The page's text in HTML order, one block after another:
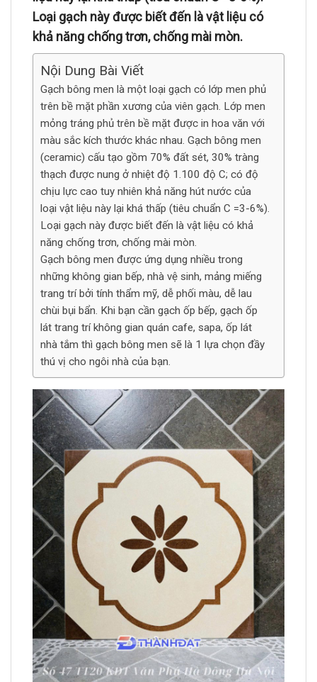
Loại gạch này được biết đến là vật liệu có
khả năng chống trơn, chống mài mòn.
Nội Dung Bài Viết
Gạch bông men là một loại gạch có lớp men phủ
trên bề mặt phần xương của viên gạch. Lớp men
mỏng tráng phủ trên bề mặt được in hoa văn với
màu sắc kích thước khác nhau. Gạch bông men
(ceramic) cấu tạo gồm 70% đất sét, 30% tràng
thạch được nung ở nhiệt độ 1.100 độ C; có độ
chịu lực cao tuy nhiên khả năng hút nước của
loại vật liệu này lại khá thấp (tiêu chuẩn C =3-6%).
Loại gạch này được biết đến là vật liệu có khả
năng chống trơn, chống mài mòn.
Gạch bông men được ứng dụng nhiều trong
những không gian bếp, nhà vệ sinh, mảng miếng
trang trí bởi tính thẩm mỹ, dễ phối màu, dễ lau
chùi bụi bẩn. Khi bạn cần gạch ốp bếp, gạch ốp
lát trang trí không gian quán cafe, sapa, ốp lát
nhà tắm thì gạch bông men sẽ là 1 lựa chọn đầy
thú vị cho ngôi nhà của bạn.